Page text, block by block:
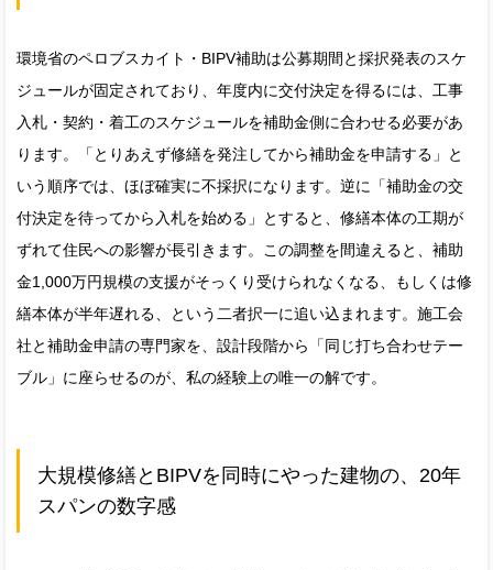
環境省のペロブスカイト・BIPV補助は公募期間と採択発表のスケ
ジュールが固定されており、年度内に交付決定を得るには、工事
入札・契約・着工のスケジュールを補助金側に合わせる必要があ
ります。「とりあえず修繕を発注してから補助金を申請する」と
いう順序では、ほぼ確実に不採択になります。逆に「補助金の交
付決定を待ってから入札を始める」とすると、修繕本体の工期が
ずれて住民への影響が長引きます。この調整を間違えると、補助
金1,000万円規模の支援がそっくり受けられなくなる、もしくは修
繕本体が半年遅れる、という二者択一に追い込まれます。施工会
社と補助金申請の専門家を、設計段階から「同じ打ち合わせテー
ブル」に座らせるのが、私の経験上の唯一の解です。
大規模修繕とBIPVを同時にやった建物の、20年
スパンの数字感